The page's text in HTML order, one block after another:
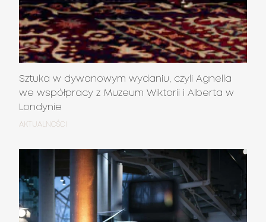
Sztuka w dywanowym wydaniu, czyli Agnella
we współpracy z Muzeum Wiktorii i Alberta w
Londynie
AKTUALNOŚCI